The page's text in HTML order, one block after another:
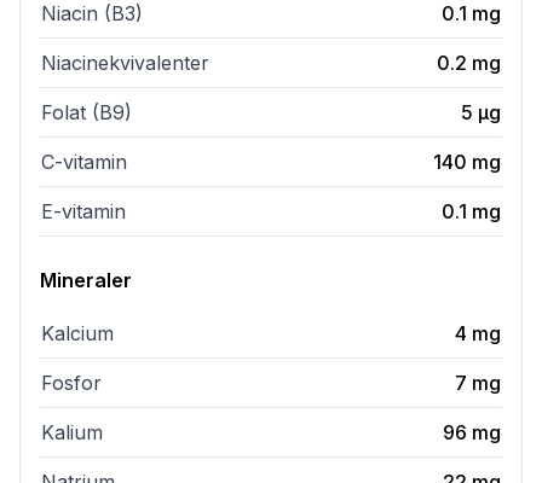
Niacin (B3) 0.1 mg
Niacinekvivalenter 0.2 mg
Folat (B9) 5 µg
C-vitamin 140 mg
E-vitamin 0.1 mg
Mineraler
Kalcium 4 mg
Fosfor 7 mg
Kalium 96 mg